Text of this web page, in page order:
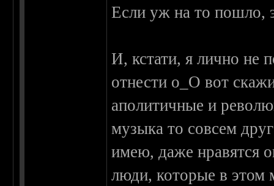
Если уж на то пошло,
И, кстати, я лично не
отнести о_О вот
аполитичные и
музыка то совсем
имею, даже нравятся
люди, которые в этом